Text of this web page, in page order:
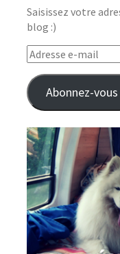
Saisissez votre
blog :)
Adresse
e-
mail
Abonnez-vous